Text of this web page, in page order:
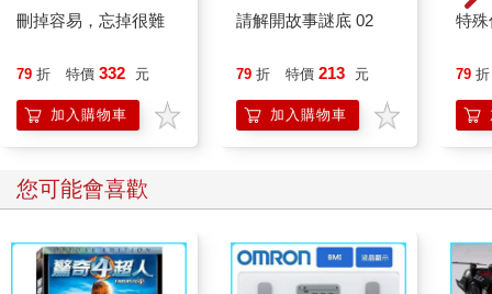
刪掉容易，忘掉很難
79 折 特價 332 元
加入購物車
請解開故事謎底 02
79 折 特價 213 元
加入購物車
特
79 折
您可能會喜歡